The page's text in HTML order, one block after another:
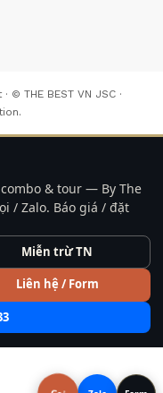
THE BEST VN JSC ·
& tour — By The
/ Zalo. Báo giá / đặt
Miễn trừ TN
Liên hệ / Form